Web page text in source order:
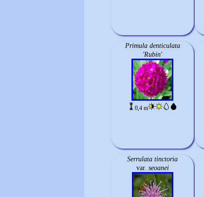
Primula denticulata
'Rubin'
0,4 m
Serrulata tinctoria
var. seoanei